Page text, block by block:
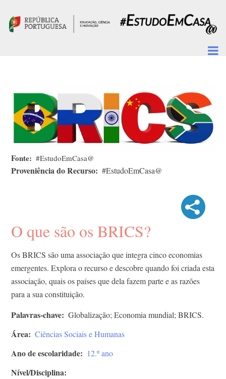
Fonte #EstudoEmCasa@
Proveniência do Recurso #EstudoEmCasa@
O que são os BRICS?
Os BRICS são uma associação que integra cinco economias
emergentes. Explora o recurso e descobre quando foi criada esta
associação, quais os países que dela fazem parte e as razões
para a sua constituição.
Palavras-chave Globalização; Economia mundial; BRICS.
Área Ciências Sociais e Humanas
Ano de escolaridade 12.º ano
Nível/Disciplina